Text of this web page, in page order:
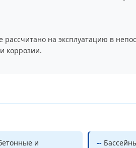
на эксплуатацию в
коррозии.
и
--